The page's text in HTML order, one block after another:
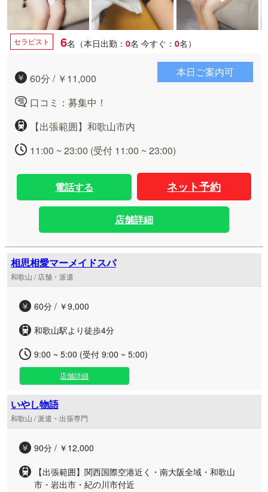
セラピスト 6名（本日出勤： 0名 今すぐ： 0名）
60分 / ￥11,000
口コミ：募集中！
【出張範囲】和歌山市内
11:00 ~ 23:00 (受付 11:00 ~ 23:00)
本日ご案内可
電話する ネット予約
店舗詳細
相思相愛マーメイドスパ
和歌山 / 店舗・派遣
60分 / ￥9,000
和歌山駅より徒歩4分
9:00 ~ 5:00 (受付 9:00 ~ 5:00)
店舗詳細
いやし物語
和歌山 / 派遣・出張専門
90分 / ￥12,000
【出張範囲】関西国際空港近く・南大阪全域・和歌山
市・岩出市・紀の川市付近